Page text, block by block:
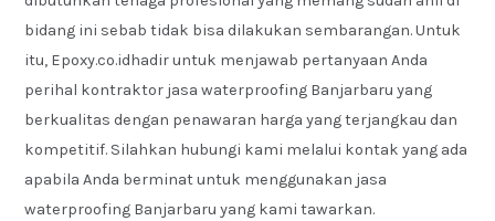
bidang ini sebab tidak bisa dilakukan sembarangan. Untuk
itu, Epoxy.co.idhadir untuk menjawab pertanyaan Anda
perihal kontraktor jasa waterproofing Banjarbaru yang
berkualitas dengan penawaran harga yang terjangkau dan
kompetitif. Silahkan hubungi kami melalui kontak yang ada
apabila Anda berminat untuk menggunakan jasa
waterproofing Banjarbaru yang kami tawarkan.